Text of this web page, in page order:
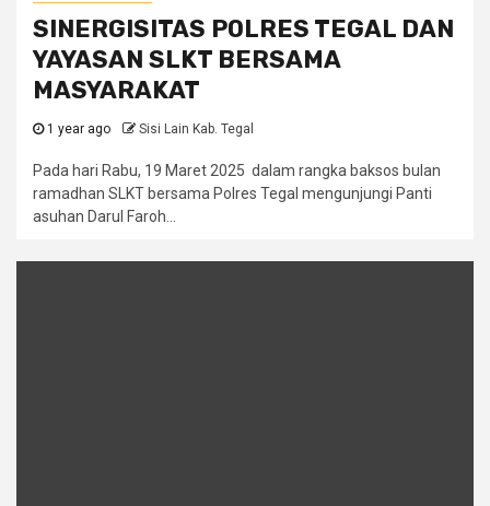
SINERGISITAS POLRES TEGAL DAN
YAYASAN SLKT BERSAMA
MASYARAKAT
1 year ago Sisi Lain Kab. Tegal
Pada hari Rabu, 19 Maret 2025 dalam rangka baksos bulan
ramadhan SLKT bersama Polres Tegal mengunjungi Panti
asuhan Darul Faroh...